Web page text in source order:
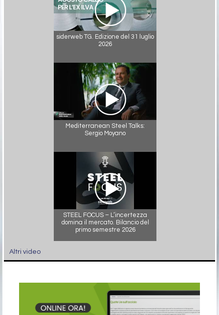
siderweb TG. Edizione del 31 luglio
2026
Mediterranean Steel Talks:
Sergio Moyano
STEEL FOCUS – L’incertezza
domina il mercato. Bilancio del
primo semestre 2026
Altri video